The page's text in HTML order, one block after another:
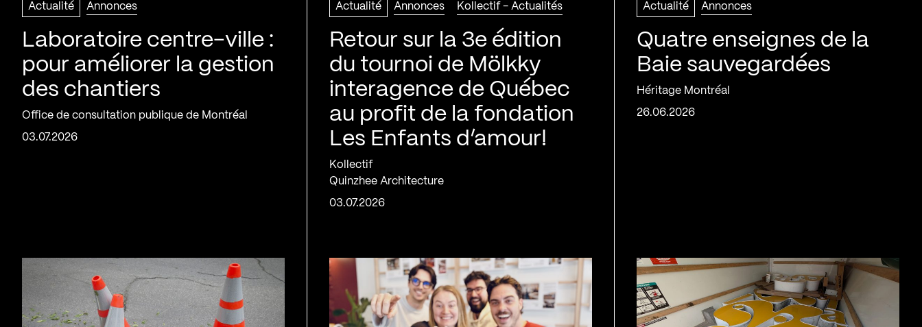
Actualité Annonces
Laboratoire centre-ville :
pour améliorer la gestion
des chantiers
Office de consultation publique de Montréal
03.07.2026
Actualité Annonces Kollectif - Actualités
Retour sur la 3e édition
du tournoi de Mölkky
interagence de Québec
au profit de la fondation
Les Enfants d’amour!
Kollectif
Quinzhee Architecture
03.07.2026
Actualité Annonces
Quatre enseignes de la
Baie sauvegardées
Héritage Montréal
26.06.2026